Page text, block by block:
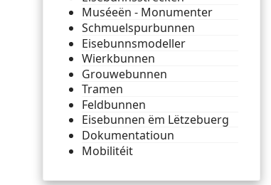
Muséeën - Monumenter
Schmuelspurbunnen
Eisebunnsmodeller
Wierkbunnen
Grouwebunnen
Tramen
Feldbunnen
Eisebunnen ëm Lëtzebuerg
Dokumentatioun
Mobilitéit